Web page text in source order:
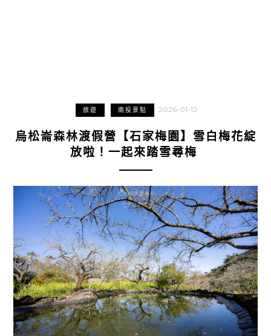
旅遊 南投景點 2026-01-12
烏松崙森林渡假營【石家梅園】雪白梅花綻
放啦！一起來踏雪尋梅